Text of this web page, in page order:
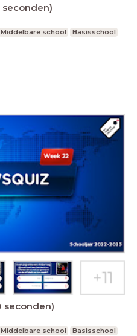
seconden)
Middelbare school
Basisschool
seconden)
Middelbare school
Basisschool